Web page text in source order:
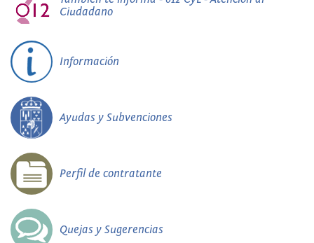
Ciudadano
Información
Ayudas y Subvenciones
Perfil de contratante
Quejas y Sugerencias